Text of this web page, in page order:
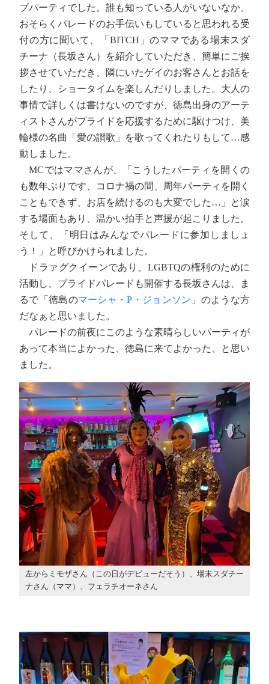
ブパーティでした。誰も知っている人がいないなか、
おそらくパレードのお手伝いもしていると思われる受
付の方に聞いて、「BITCH」のママである場末スダ
チーナ（長坂さん）を紹介していただき、簡単にご挨
拶させていただき、隣にいたゲイのお客さんとお話を
したり、ショータイムを楽しんだりしました。大人の
事情で詳しくは書けないのですが、徳島出身のアーテ
ィストさんがプライドを応援するために駆けつけ、美
輪様の名曲「愛の讃歌」を歌ってくれたりもして…感
動しました。
MCではママさんが、「こうしたパーティを開くの
も数年ぶりです、コロナ禍の間、周年パーティを開く
こともできず、お店を続けるのも大変でした…」と涙
する場面もあり、温かい拍手と声援が起こりました。
そして、「明日はみんなでパレードに参加しましょ
う！」と呼びかけられました。
ドラァグクイーンであり、LGBTQの権利のために
活動し、プライドパレードも開催する長坂さんは、ま
るで「徳島のマーシャ・P・ジョンソン 」のような方
だなぁと思いました。
パレードの前夜にこのような素晴らしいパーティが
あって本当によかった、徳島に来てよかった、と思い
ました。
左からミモザさん（この日がデビューだそう）、場末スダチー
ナさん（ママ）、フェラチオーネさん